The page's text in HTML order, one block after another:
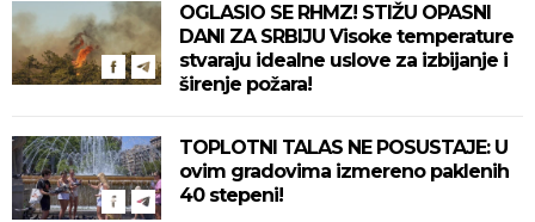
OGLASIO SE RHMZ! STIŽU OPASNI
DANI ZA SRBIJU Visoke temperature
stvaraju idealne uslove za izbijanje i
širenje požara!
TOPLOTNI TALAS NE POSUSTAJE: U
ovim gradovima izmereno paklenih
40 stepeni!